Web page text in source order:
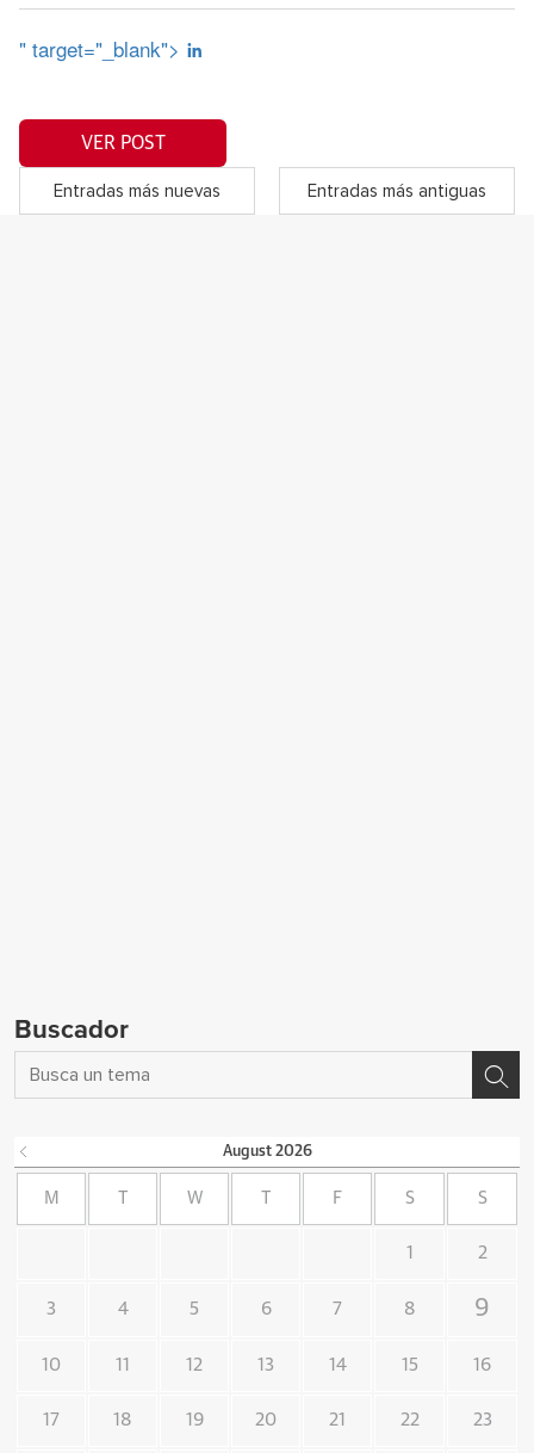
" target="_blank">
VER POST
Entradas más nuevas Entradas más antiguas
Buscador
August 2026
M W F S S
1 2
3 4 5 6 7 8 9
10 11 12 13 14 15 16
17 18 19 20 21 22 23